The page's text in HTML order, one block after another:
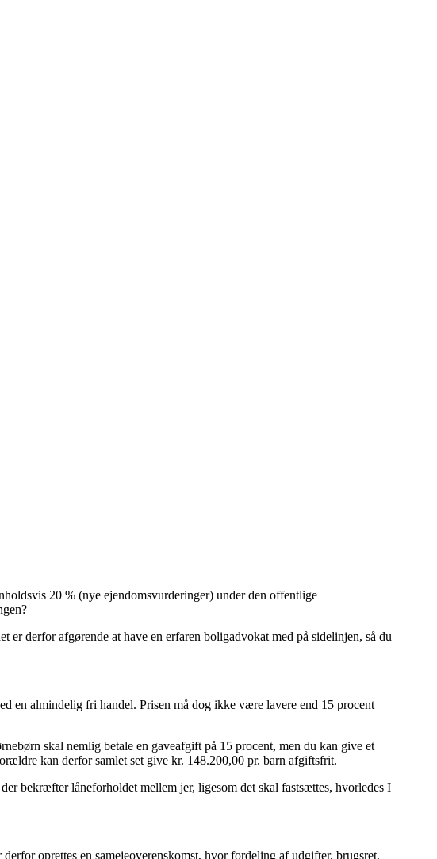
20 % (nye ejendomsvurderinger) under den offentlige
derfor afgørende at have en erfaren boligadvokat med på sidelinjen, så du
en almindelig fri handel. Prisen må dog ikke være lavere end 15 procent
skal nemlig betale en gaveafgift på 15 procent, men du kan give et
kan derfor samlet set give kr. 148.200,00 pr. barn afgiftsfrit.
bekræfter låneforholdet mellem jer, ligesom det skal fastsættes, hvorledes I
oprettes en samejeoverenskomst, hvor fordeling af udgifter, brugsret,